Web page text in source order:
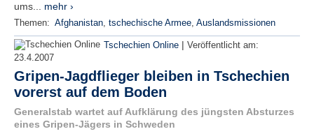
ums... mehr ›
Themen: Afghanistan, tschechische Armee, Auslandsmissionen
Tschechien Online | Veröffentlicht am:
23.4.2007
Gripen-Jagdflieger bleiben in Tschechien
vorerst auf dem Boden
Generalstab wartet auf Aufklärung des jüngsten Absturzes
eines Gripen-Jägers in Schweden